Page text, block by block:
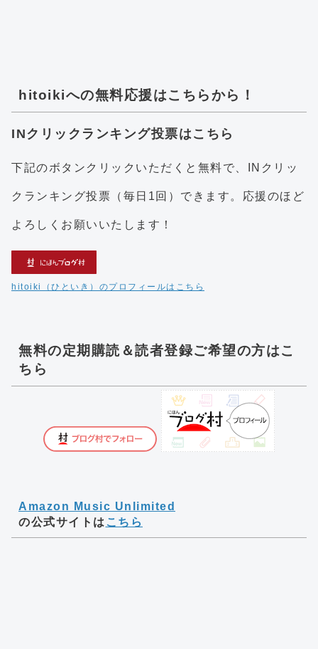
hitoikiへの無料応援はこちらから！
INクリックランキング投票はこちら
下記のボタンクリックいただくと無料で、INクリッ
クランキング投票（毎日1回）できます。応援のほど
よろしくお願いいたします！
hitoiki（ひといき）のプロフィールはこちら
無料の定期購読＆読者登録ご希望の方はこ
ちら
Amazon Music Unlimited
の公式サイトは こちら